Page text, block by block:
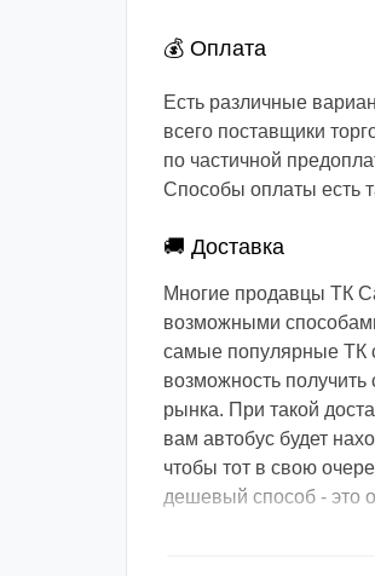
💰 Оплата
Есть различные
всего поставщики
по частичной
Способы оплаты есть
🚚 Доставка
Многие продавцы ТК
возможными
самые популярные ТК
возможность
рынка. При такой
вам автобус будет
чтобы тот в свою
дешевый способ - это